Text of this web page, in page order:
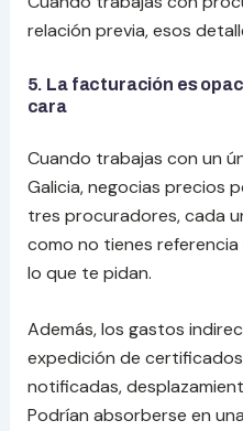
relación previa, esos
5. La facturación es
cara
Cuando trabajas con un
Galicia, negocias precios
tres procuradores, cada
como no tienes
lo que te pidan.
Además, los gastos
expedición de
notificadas,
Podrían absorberse en